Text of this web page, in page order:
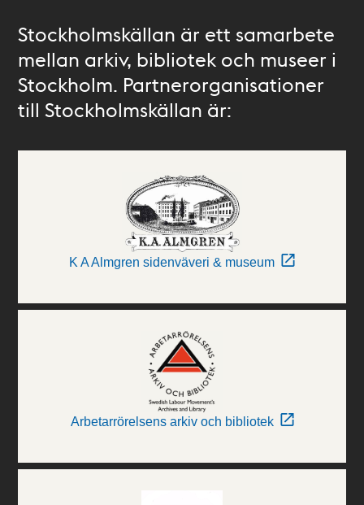
Stockholmskällan är ett samarbete
mellan arkiv, bibliotek och museer i
Stockholm. Partnerorganisationer
till Stockholmskällan är:
K A Almgren sidenväveri & museum
Arbetarrörelsens arkiv och bibliotek